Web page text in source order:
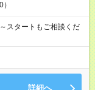
タートもご相談くだ
詳細へ